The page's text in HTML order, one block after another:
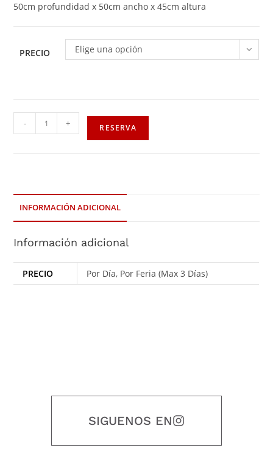
50cm profundidad x 50cm ancho x 45cm altura
PRECIO Elige una opción
- + RESERVA
INFORMACIÓN ADICIONAL
Información adicional
PRECIO Por Día, Por Feria (Max 3 Días)
SIGUENOS EN